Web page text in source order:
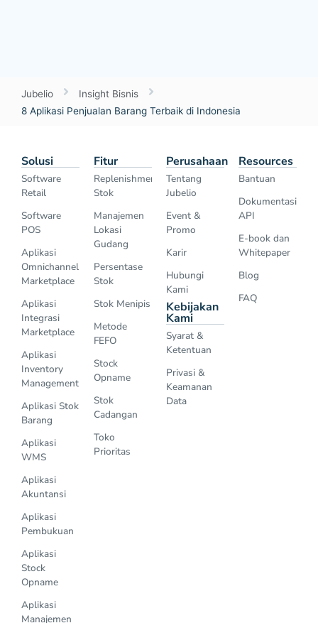
Jubelio
Insight Bisnis
8 Aplikasi Penjualan Barang Terbaik di Indonesia
Solusi
Software
Retail
Software
POS
Aplikasi
Omnichannel
Marketplace
Aplikasi
Integrasi
Marketplace
Aplikasi
Inventory
Management
Aplikasi Stok
Barang
Aplikasi
WMS
Aplikasi
Akuntansi
Aplikasi
Pembukuan
Aplikasi
Stock
Opname
Aplikasi
Manajemen
Fitur
Replenishment
Stok
Manajemen
Lokasi
Gudang
Persentase
Stok
Stok Menipis
Metode
FEFO
Stock
Opname
Stok
Cadangan
Toko
Prioritas
Perusahaan
Tentang
Jubelio
Event &
Promo
Karir
Hubungi
Kami
Kebijakan
Kami
Syarat &
Ketentuan
Privasi &
Keamanan
Data
Resources
Bantuan
Dokumentasi
API
E-book dan
Whitepaper
Blog
FAQ